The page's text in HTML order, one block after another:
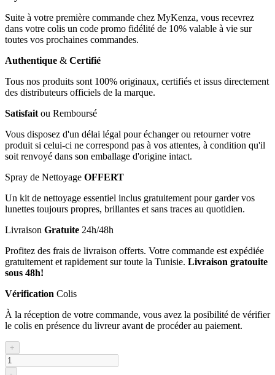
Suite à votre première commande chez MyKenza, vous recevrez
dans votre colis un code promo fidélité de 10% valable à vie sur
toutes vos prochaines commandes.
Authentique & Certifié
Tous nos produits sont 100% originaux, certifiés et issus directement
des distributeurs officiels de la marque.
Satisfait ou Remboursé
Vous disposez d'un délai légal pour échanger ou retourner votre
produit si celui-ci ne correspond pas à vos attentes, à condition qu'il
soit renvoyé dans son emballage d'origine intact.
Spray de Nettoyage OFFERT
Un kit de nettoyage essentiel inclus gratuitement pour garder vos
lunettes toujours propres, brillantes et sans traces au quotidien.
Livraison Gratuite 24h/48h
Profitez des frais de livraison offerts. Votre commande est expédiée
gratuitement et rapidement sur toute la Tunisie. Livraison gratouite
sous 48h!
Vérification Colis
À la réception de votre commande, vous avez la posibilité de vérifier
le colis en présence du livreur avant de procéder au paiement.
+